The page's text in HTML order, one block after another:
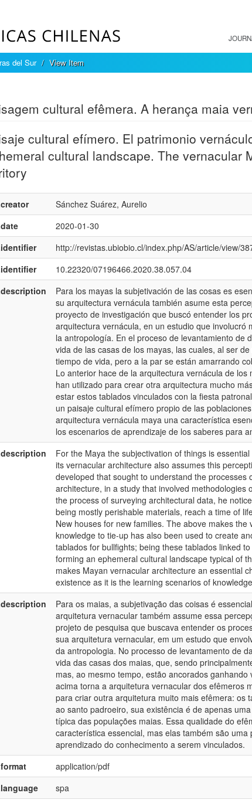
del Sur View Item
cultural efêmera. A herança maia
cultural efímero. El patrimonio
cultural landscape. The vernacular
Sánchez Suárez, Aurelio
2020-01-30
http://revistas.ubiobio.cl/index.php/AS/article/view/
10.22320/07196466.2020.38.057.04
Para los mayas la subjetivación de las cosas es
su arquitectura vernácula también asume esta
proyecto de investigación que buscó entender los
arquitectura vernácula, en un estudio que
la antropología. En el proceso de levantamiento de
vida de las casas de los mayas, las cuales, al ser
tiempo de vida, pero a la par se están amarrando
Lo anterior hace de la arquitectura vernácula de
han utilizado para crear otra arquitectura mucho
estar estos tablados vinculados con la fiesta
un paisaje cultural efímero propio de las
arquitectura vernácula maya una característica
los escenarios de aprendizaje de los saberes para
For the Maya the subjectivation of things is
its vernacular architecture also assumes this
developed that sought to understand the
architecture, in a study that involved
the process of surveying architectural data, he
being mostly perishable materials, reach a time of
New houses for new families. The above makes
knowledge to tie-up has also been used to create
tablados for bullfights; being these tablados linked
forming an ephemeral cultural landscape typical of
makes Mayan vernacular architecture an essential
existence as it is the learning scenarios of
Para os maias, a subjetivação das coisas é
arquitetura vernacular também assume essa
projeto de pesquisa que buscava entender os
sua arquitetura vernacular, em um estudo que
da antropologia. No processo de levantamento de
vida das casas dos maias, que, sendo
mas, ao mesmo tempo, estão ancorados
acima torna a arquitetura vernacular dos efêmeros
para criar outra arquitetura muito mais efêmera: os
ao santo padroeiro, sua existência é de apenas
típica das populações maias. Essa qualidade do
característica essencial, mas elas também são
aprendizado do conhecimento a serem vinculados.
application/pdf
spa